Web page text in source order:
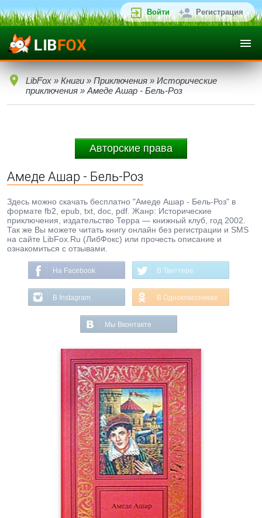
Войти Регистрация
LibFox » Книги » Приключения » Исторические
приключения » Амеде Ашар - Бель-Роз
Авторские права
Амеде Ашар - Бель-Роз
Здесь можно скачать бесплатно "Амеде Ашар - Бель-Роз" в
формате fb2, epub, txt, doc, pdf. Жанр: Исторические
приключения, издательство Терра — книжный клуб, год 2002.
Так же Вы можете читать книгу онлайн без регистрации и SMS
на сайте LibFox.Ru (ЛибФокс) или прочесть описание и
ознакомиться с отзывами.
На Facebook В Твиттере
В Instagram В Одноклассниках
Мы Вконтакте